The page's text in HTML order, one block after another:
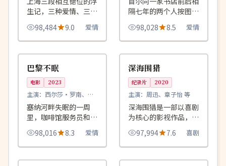
生记，三种爱情、三种
结局，皆始于同一杯凉
透的茶。
98,484 9.0 爱情
隔七年的两个人按图书
条码次序借走同一本诗
集，第三任读者发现书
里藏着两段告白。
98,028 8.5 爱情
英国
99:38
巴黎不眠
电影 2023
主演： 西尔莎·罗南、蒂
莫西·查拉梅 等
塞纳河畔失眠的一周
里，咖啡馆服务员和小
说家用四百杯咖啡的时
间靠近又离开彼此。
98,016 8.3 爱情
韩国
99:20
深海围猎
纪录片 2020
主演： 周迅、章子怡 等
深海围猎是一部以喜剧
为核心的影视作品，围
绕危机、反转与人物成
长展开，整体节奏紧
凑，值得推荐观看。
97,994 7.6 喜剧
高分 99:04 完结 99:36